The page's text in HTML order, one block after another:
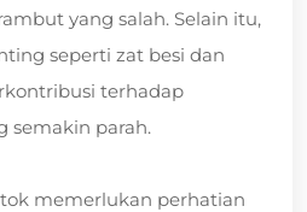
yang salah. Selain itu,
seperti zat besi dan
terhadap
semakin parah.
memerlukan perhatian